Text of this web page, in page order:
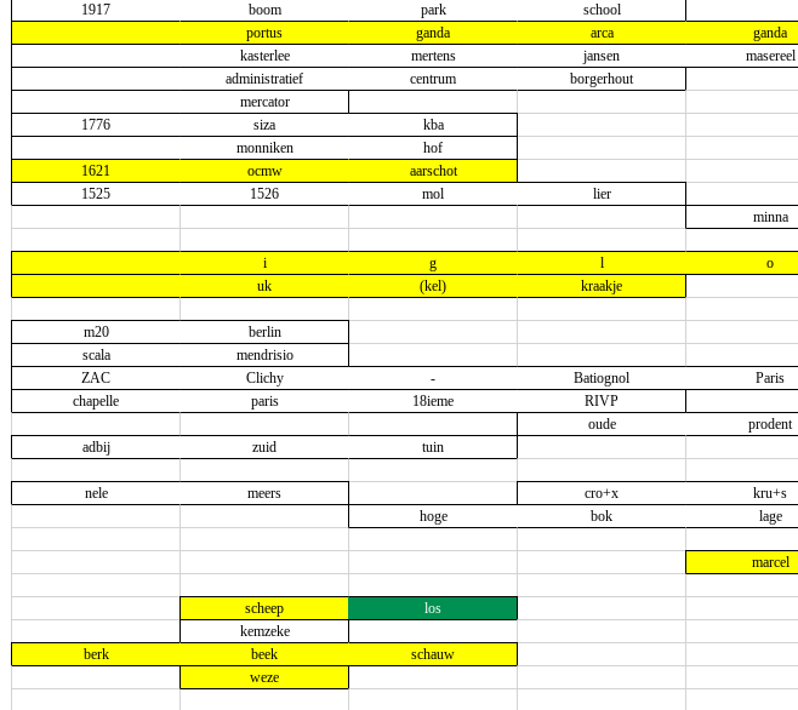
1917
boom park
school
portus
ganda arca ganda
kasterlee
mertens jansen
masereel
administratief
centrum borgerhout
mercator
1776
siza
kba
monniken
hof
1621
ocmw aarschot
1525
1526 mol
lier
minna
i
g l
o
uk
(kel) kraakje
m20 berlin
scala
mendrisio
ZAC
Clichy - Batiognol
Paris
chapelle
paris 18ieme
RIVP
oude
prodent
adbij
zuid tuin
nele meers cro+x kru+s
hoge
bok lage
marcel
scheep los
kemzeke
berk
beek schauw
weze